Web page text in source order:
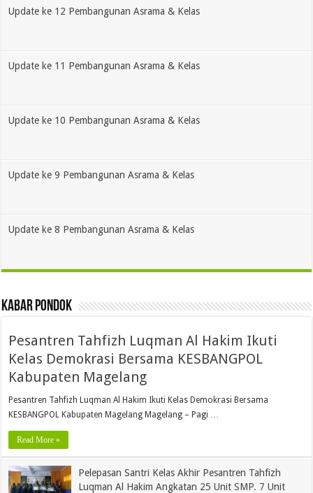
Update ke 12 Pembangunan Asrama & Kelas
Update ke 11 Pembangunan Asrama & Kelas
Update ke 10 Pembangunan Asrama & Kelas
Update ke 9 Pembangunan Asrama & Kelas
Update ke 8 Pembangunan Asrama & Kelas
KABAR PONDOK
Pesantren Tahfizh Luqman Al Hakim Ikuti
Kelas Demokrasi Bersama KESBANGPOL
Kabupaten Magelang
Pesantren Tahfizh Luqman Al Hakim Ikuti Kelas Demokrasi Bersama
KESBANGPOL Kabupaten Magelang Magelang – Pagi …
Read More »
Pelepasan Santri Kelas Akhir Pesantren Tahfizh
Luqman Al Hakim Angkatan 25 Unit SMP. 7 Unit